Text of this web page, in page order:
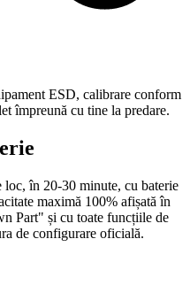
ESD, calibrare conform
împreună cu tine la predare.
loc, în 20-30 minute, cu baterie
maximă 100% afișată în
Part" și cu toate funcțiile de
de configurare oficială.